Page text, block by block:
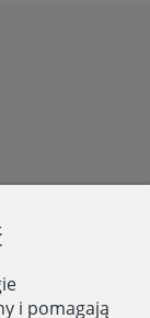
i pomagają